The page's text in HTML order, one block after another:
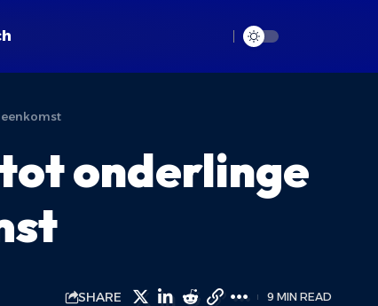
onderlinge
SHARE 9 MIN READ